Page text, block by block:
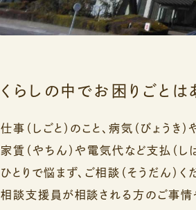
くらしの中でお困りごとは
仕事（しごと）のこと、病気（びょうき）
家賃（やちん）や電気代など支払（し
ひとりで悩まず、ご相談（そうだん）く
相談支援員が相談される方のご事情